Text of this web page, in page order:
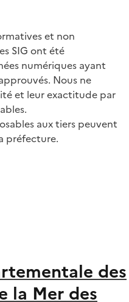
et non
SIG ont été
numériques ayant
Nous ne
et leur exactitude par
aux tiers peuvent
préfecture.
des
la Mer des